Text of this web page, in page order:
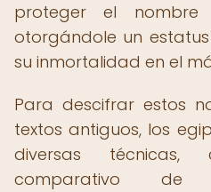
proteger el
otorgándole un
su inmortalidad en el
Para descifrar estos
textos antiguos, los
diversas
comparativo de